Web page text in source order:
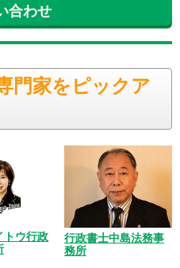
合わせ
門家をピックア
トウ行政
行政書士中島法務事
務所